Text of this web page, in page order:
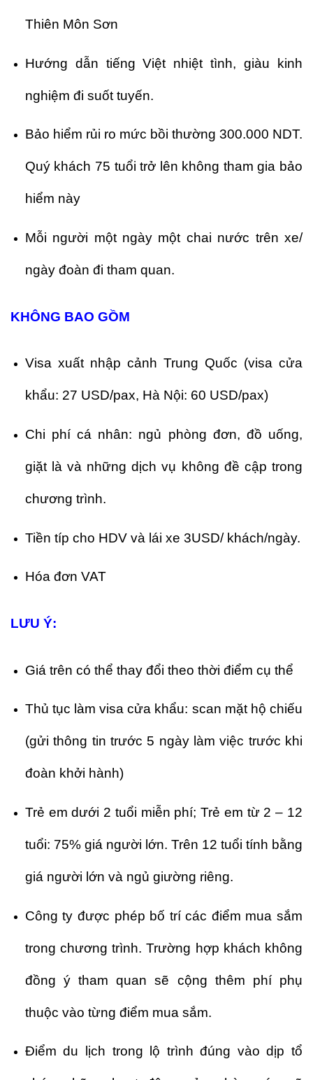
Thiên Môn Sơn
Hướng dẫn tiếng Việt nhiệt tình, giàu kinh
nghiệm đi suốt tuyến.
Bảo hiểm rủi ro mức bồi thường 300.000 NDT.
Quý khách 75 tuổi trở lên không tham gia bảo
hiểm này
Mỗi người một ngày một chai nước trên xe/
ngày đoàn đi tham quan.
KHÔNG BAO GỒM
Visa xuất nhập cảnh Trung Quốc (visa cửa
khẩu: 27 USD/pax, Hà Nội: 60 USD/pax)
Chi phí cá nhân: ngủ phòng đơn, đồ uống,
giặt là và những dịch vụ không đề cập trong
chương trình.
Tiền típ cho HDV và lái xe 3USD/ khách/ngày.
Hóa đơn VAT
LƯU Ý:
Giá trên có thể thay đổi theo thời điểm cụ thể
Thủ tục làm visa cửa khẩu: scan mặt hộ chiếu
(gửi thông tin trước 5 ngày làm việc trước khi
đoàn khởi hành)
Trẻ em dưới 2 tuổi miễn phí; Trẻ em từ 2 – 12
tuổi: 75% giá người lớn. Trên 12 tuổi tính bằng
giá người lớn và ngủ giường riêng.
Công ty được phép bố trí các điểm mua sắm
trong chương trình. Trường hợp khách không
đồng ý tham quan sẽ cộng thêm phí phụ
thuộc vào từng điểm mua sắm.
Điểm du lịch trong lộ trình đúng vào dịp tổ